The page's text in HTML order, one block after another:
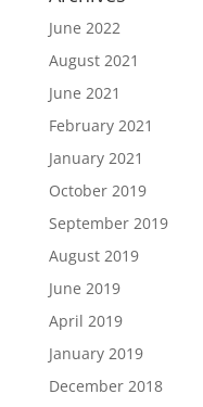
June 2022
August 2021
June 2021
February 2021
January 2021
October 2019
September 2019
August 2019
June 2019
April 2019
January 2019
December 2018